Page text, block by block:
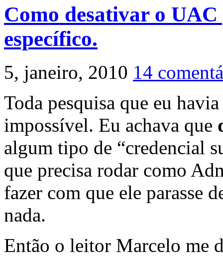
Como desativar o
específico.
5, janeiro, 2010 14
Toda pesquisa que eu
impossível. Eu achava que
algum tipo de “credencial
que precisa rodar como
fazer com que ele parasse
nada.
Então o leitor Marcelo me